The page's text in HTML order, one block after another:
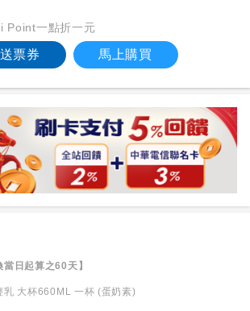
Point一點折一元
票券 馬上購買
當日起算之60天】
乳 大杯660ML 一杯 (蛋奶素)